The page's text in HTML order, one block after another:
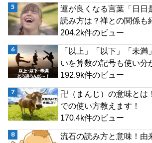
運が良くなる言葉「日日
読み方は？禅との関係も
204.2k件のビュー
「以上」「以下」「未
いを算数の記号も使い分
192.9k件のビュー
卍（まんじ）の意味とは
での使い方教えます！
170.4k件のビュー
流石の読み方と意味！由